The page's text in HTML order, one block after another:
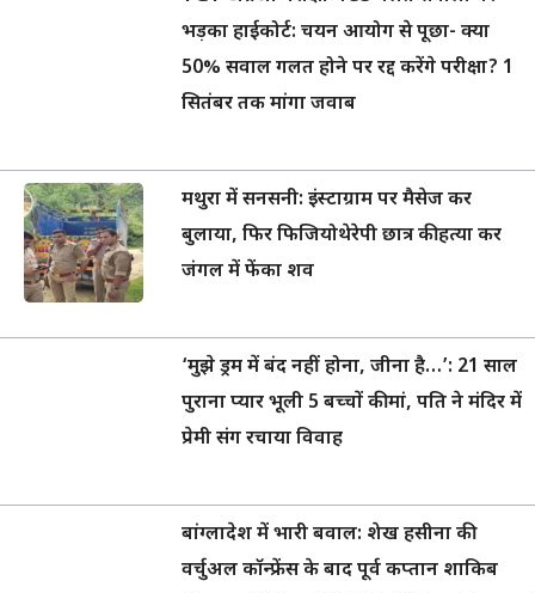
भड़का हाईकोर्ट: चयन आयोग से पूछा- क्या
50% सवाल गलत होने पर रद्द करेंगे परीक्षा? 1
सितंबर तक मांगा जवाब
मथुरा में सनसनी: इंस्टाग्राम पर मैसेज कर
बुलाया, फिर फिजियोथेरेपी छात्र की हत्या कर
जंगल में फेंका शव
‘मुझे ड्रम में बंद नहीं होना, जीना है…’: 21 साल
पुराना प्यार भूली 5 बच्चों की मां, पति ने मंदिर में
प्रेमी संग रचाया विवाह
बांग्लादेश में भारी बवाल: शेख हसीना की
वर्चुअल कॉन्फ्रेंस के बाद पूर्व कप्तान शाकिब